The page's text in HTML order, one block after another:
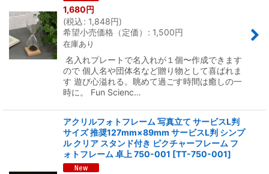
1,680円
(税込: 1,848円)
希望小売価格（定価）
: 1,500円
在庫あり
名入れプレートで名入れが１個〜作成できます
ので 個人名や団体名など贈り物として喜ばれま
す 遊び心溢れる。眺めて過ごす時間は癒しの一
時に。 Fun Scienc…
アクリルフォトフレーム 写真立て サービスL判
サイズ 推奨127mm×89mm サービスL判 シンプ
ル クリア スタンド付き ピクチャーフレーム フ
ォトフレーム 卓上 750-001 [TT-750-001]